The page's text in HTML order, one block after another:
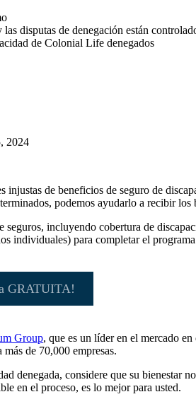
disputas de denegación están
de Colonial Life denegados
2024
injustas de beneficios de seguro de
podemos ayudarlo a recibir los
seguros, incluyendo cobertura de
individuales) para completar el
GRATUITA!
Group, que es un líder en el mercado
de 70,000 empresas.
denegada, considere que su bienestar
en el proceso, es lo mejor para usted.